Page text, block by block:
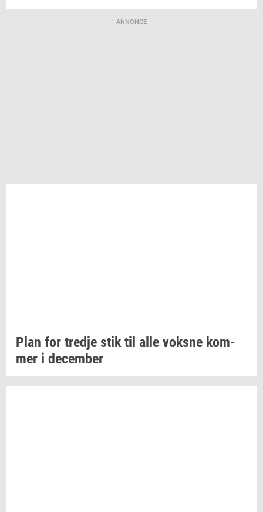
ANNONCE
Plan for tred­je stik til alle voks­ne kom­
mer i de­cem­ber